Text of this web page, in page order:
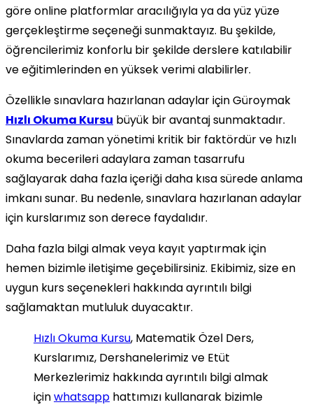
göre online platformlar aracılığıyla ya da yüz yüze
gerçekleştirme seçeneği sunmaktayız. Bu şekilde,
öğrencilerimiz konforlu bir şekilde derslere katılabilir
ve eğitimlerinden en yüksek verimi alabilirler.
Özellikle sınavlara hazırlanan adaylar için Güroymak
Hızlı Okuma Kursu büyük bir avantaj sunmaktadır.
Sınavlarda zaman yönetimi kritik bir faktördür ve hızlı
okuma becerileri adaylara zaman tasarrufu
sağlayarak daha fazla içeriği daha kısa sürede anlama
imkanı sunar. Bu nedenle, sınavlara hazırlanan adaylar
için kurslarımız son derece faydalıdır.
Daha fazla bilgi almak veya kayıt yaptırmak için
hemen bizimle iletişime geçebilirsiniz. Ekibimiz, size en
uygun kurs seçenekleri hakkında ayrıntılı bilgi
sağlamaktan mutluluk duyacaktır.
Hızlı Okuma Kursu, Matematik Özel Ders,
Kurslarımız, Dershanelerimiz ve Etüt
Merkezlerimiz hakkında ayrıntılı bilgi almak
içinwhatsapp hattımızı kullanarak bizimle